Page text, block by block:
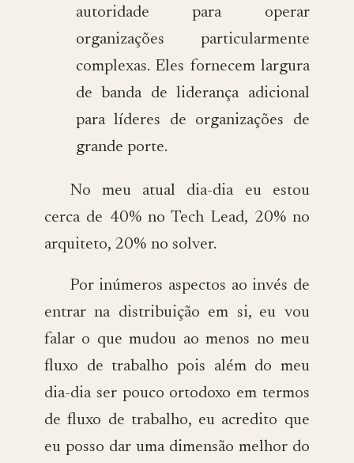
autoridade para operar
organizações particularmente
complexas. Eles fornecem largura
de banda de liderança adicional
para líderes de organizações de
grande porte.
No meu atual dia-dia eu estou
cerca de 40% no Tech Lead, 20% no
arquiteto, 20% no solver.
Por inúmeros aspectos ao invés de
entrar na distribuição em si, eu vou
falar o que mudou ao menos no meu
fluxo de trabalho pois além do meu
dia-dia ser pouco ortodoxo em termos
de fluxo de trabalho, eu acredito que
eu posso dar uma dimensão melhor do